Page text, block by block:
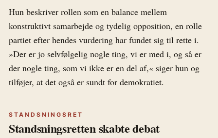
Hun beskriver rollen som en balance mellem
konstruktivt samarbejde og tydelig opposition, en rolle
partiet efter hendes vurdering har fundet sig til rette i.
»Der er jo selvfølgelig nogle ting, vi er med i, og så er
der nogle ting, som vi ikke er en del af,« siger hun og
tilføjer, at det også er sundt for demokratiet.
STANDSNINGSRET
Standsningsretten skabte debat